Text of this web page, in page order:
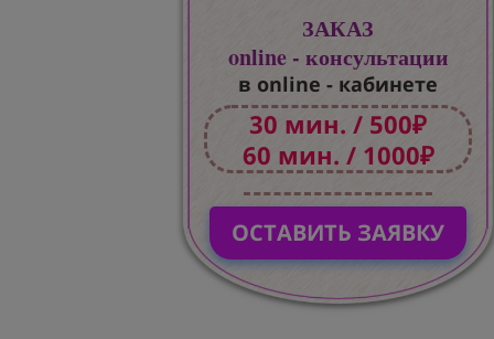
ЗАКАЗ
online - консультации
в online - кабинете
30 мин. / 500₽
60 мин. / 1000₽
ОСТАВИТЬ ЗАЯВКУ